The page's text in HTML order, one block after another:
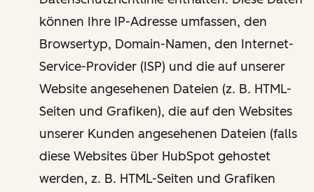
können Ihre IP-Adresse umfassen, den
Browsertyp, Domain-Namen, den Internet-
Service-Provider (ISP) und die auf unserer
Website angesehenen Dateien (z. B. HTML-
Seiten und Grafiken), die auf den Websites
unserer Kunden angesehenen Dateien (falls
diese Websites über HubSpot gehostet
werden, z. B. HTML-Seiten und Grafiken